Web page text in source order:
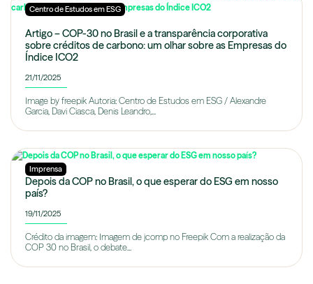
Centro de Estudos em ESG
Artigo – COP-30 no Brasil e a transparência corporativa
sobre créditos de carbono: um olhar sobre as Empresas do
Índice ICO2
21/11/2025
Image by freepik Autoria: Centro de Estudos em ESG / Alexandre
Garcia, Davi Ciasca, Denis Leandro,...
Imprensa
Depois da COP no Brasil, o que esperar do ESG em nosso
país?
19/11/2025
Crédito da imagem: Imagem de jcomp no Freepik Com a realização da
COP 30 no Brasil, o debate...